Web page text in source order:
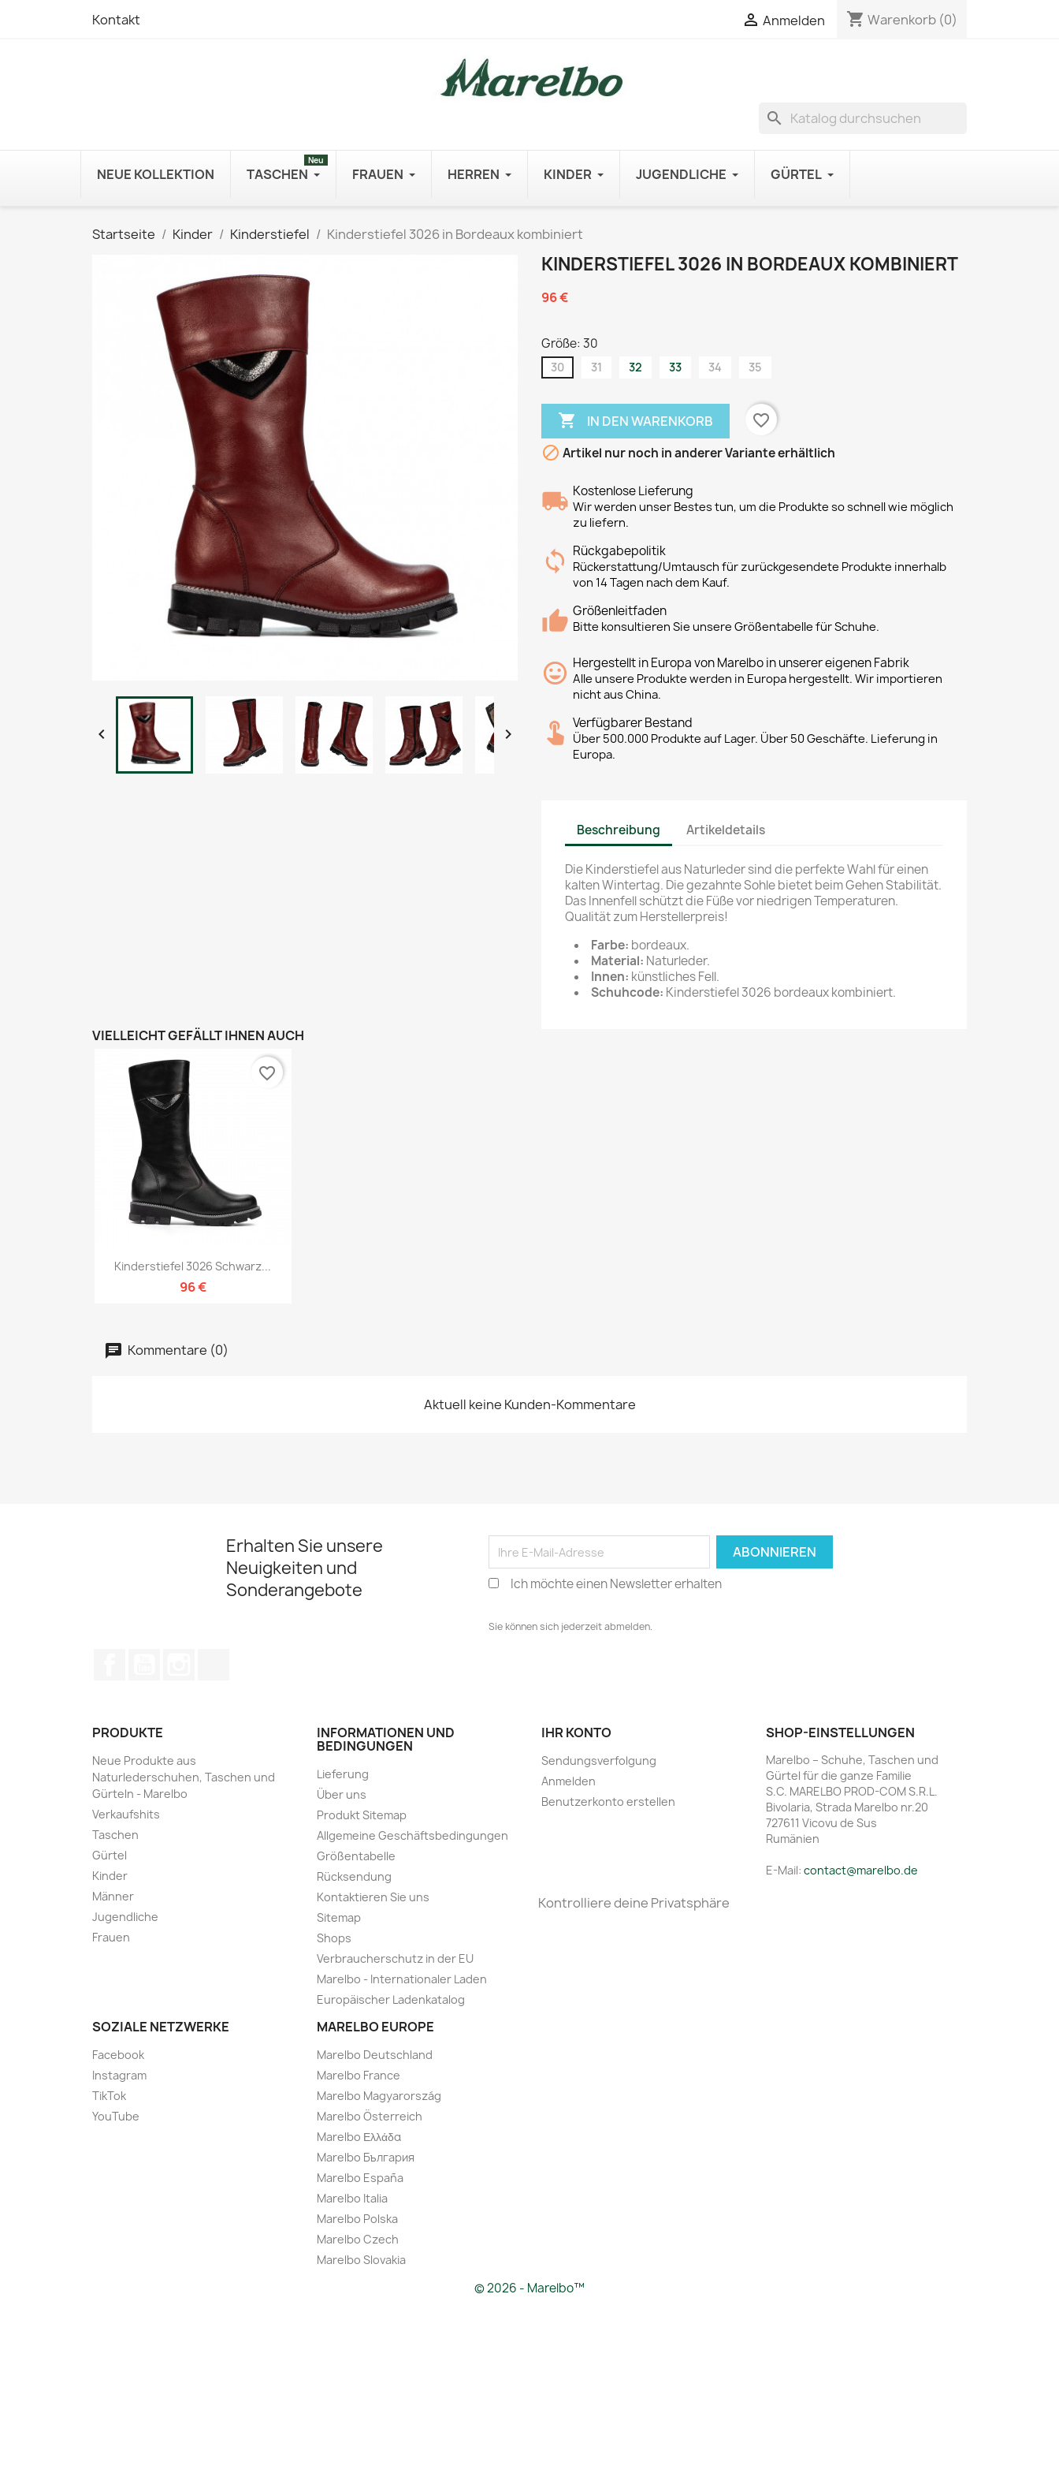
Kontakt  Anmelden shopping_cart Warenkorb (0)
search
NEUE KOLLEKTION TASCHEN
Neu
FRAUEN HERREN KINDER JUGENDLICHE GÜRTEL
Startseite Kinder Kinderstiefel Kinderstiefel 3026 in Bordeaux kombiniert
 
KINDERSTIEFEL 3026 IN BORDEAUX KOMBINIERT
96 €
Größe: 30
30 31 32 33 34 35
 IN DEN WARENKORB
favorite_border
 Artikel nur noch in anderer Variante erhältlich
Kostenlose Lieferung
Wir werden unser Bestes tun, um die Produkte so schnell wie möglich
zu liefern.
Rückgabepolitik
Rückerstattung/Umtausch für zurückgesendete Produkte innerhalb
von 14 Tagen nach dem Kauf.
Größenleitfaden
Bitte konsultieren Sie unsere Größentabelle für Schuhe.
Hergestellt in Europa von Marelbo in unserer eigenen Fabrik
Alle unsere Produkte werden in Europa hergestellt. Wir importieren
nicht aus China.
Verfügbarer Bestand
Über 500.000 Produkte auf Lager. Über 50 Geschäfte. Lieferung in
Europa.
Beschreibung Artikeldetails
Die Kinderstiefel aus Naturleder sind die perfekte Wahl für einen
kalten Wintertag. Die gezahnte Sohle bietet beim Gehen Stabilität.
Das Innenfell schützt die Füße vor niedrigen Temperaturen.
Qualität zum Herstellerpreis!
Farbe: bordeaux.
Material: Naturleder.
Innen: künstliches Fell.
Schuhcode: Kinderstiefel 3026 bordeaux kombiniert.
VIELLEICHT GEFÄLLT IHNEN AUCH
Vorschau
Kinderstiefel 3026 Schwarz...
96 €
favorite_border
Kommentare (0)
Aktuell keine Kunden-Kommentare
Erhalten Sie unsere
Neuigkeiten und
Sonderangebote
Ich möchte einen Newsletter erhalten
Sie können sich jederzeit abmelden.
PRODUKTE
Neue Produkte aus
Naturlederschuhen, Taschen und
Gürteln - Marelbo
Verkaufshits
Taschen
Gürtel
Kinder
Männer
Jugendliche
Frauen
INFORMATIONEN UND
BEDINGUNGEN
Lieferung
Über uns
Produkt Sitemap
Allgemeine Geschäftsbedingungen
Größentabelle
Rücksendung
Kontaktieren Sie uns
Sitemap
Shops
Verbraucherschutz in der EU
Marelbo - Internationaler Laden
Europäischer Ladenkatalog
SOZIALE NETZWERKE
Facebook
Instagram
TikTok
YouTube
MARELBO EUROPE
Marelbo Deutschland
Marelbo France
Marelbo Magyarország
Marelbo Österreich
Marelbo Ελλάδα
Marelbo България
Marelbo España
Marelbo Italia
Marelbo Polska
Marelbo Czech
Marelbo Slovakia
IHR KONTO
Sendungsverfolgung
Anmelden
Benutzerkonto erstellen
SHOP-EINSTELLUNGEN
Marelbo – Schuhe, Taschen und
Gürtel für die ganze Familie
S.C. MARELBO PROD-COM S.R.L.
Bivolaria, Strada Marelbo nr.20
727611 Vicovu de Sus
Rumänien
E-Mail: contact@marelbo.de
Kontrolliere deine Privatsphäre
© 2026 - Marelbo™